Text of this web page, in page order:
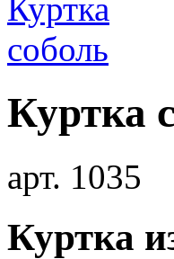
Куртка
арт. 1035
Куртка